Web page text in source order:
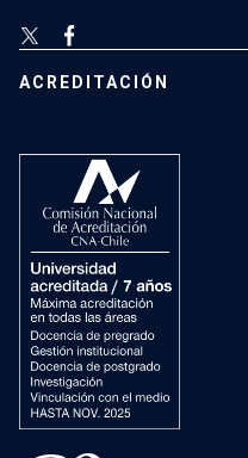
ACREDITACIÓN